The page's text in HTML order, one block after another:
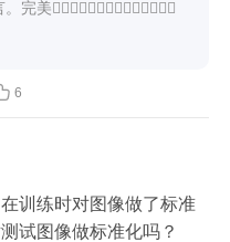
6
训练时对图像做了标准
试图像做标准化吗？